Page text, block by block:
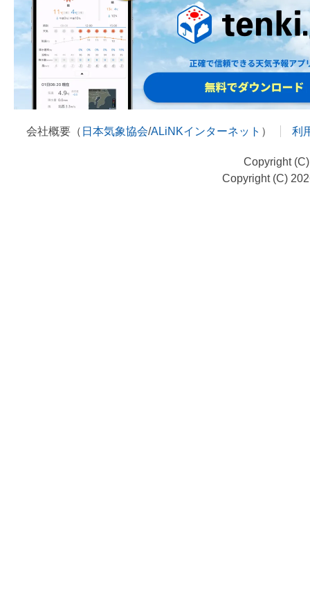
会社概要（ 日本気象協会/ALiNKインターネット ） 利
Copyright
Copyright (C)